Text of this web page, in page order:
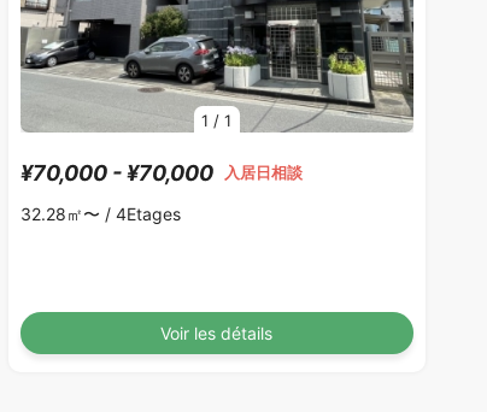
1 /1
¥70,000 - ¥70,000 入居日相談
32.28㎡〜 /4Etages
Voir les détails